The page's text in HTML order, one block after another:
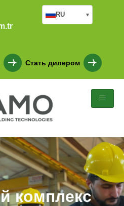
Стать дилером
RU ▾
комплекс